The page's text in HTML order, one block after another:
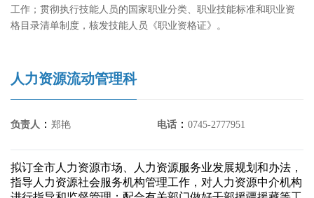
工作；贯彻执行技能人员的国家职业分类、职业技能标准和职业资
格目录清单制度，核发技能人员《职业资格证》。
人力资源流动管理科
负责人 ： 郑艳 电话 ： 0745-2777951
拟订全市人力资源市场、人力资源服务业发展规划和办法，
指导人力资源社会服务机构管理工作，对人力资源中介机构